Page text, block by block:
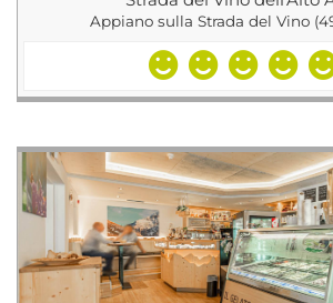
Appiano sulla Strada del Vino